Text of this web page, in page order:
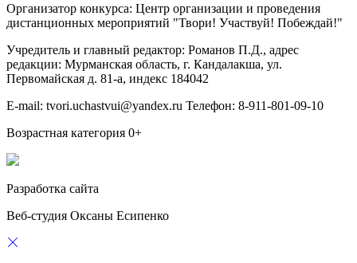
Организатор конкурса: Центр организации и проведения
дистанционных мероприятий "Твори! Участвуй! Побеждай!"
Учредитель и главный редактор: Романов П.Д., адрес
редакции: Мурманская область, г. Кандалакша, ул.
Первомайская д. 81-а, индекс 184042
E-mail: tvori.uchastvui@yandex.ru Телефон: 8-911-801-09-10
Возрастная категория 0+
Разработка сайта
Веб-студия Оксаны Есипенко